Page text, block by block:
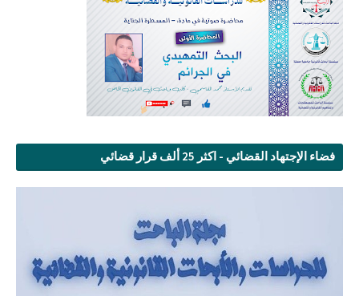
فضاء الإجتهاد القضائي - اكثر 25 ألف قرار قضائي